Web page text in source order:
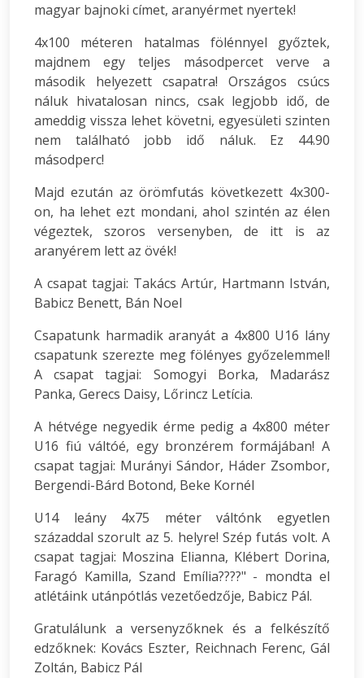
magyar bajnoki címet, aranyérmet nyertek!
4x100 méteren hatalmas fölénnyel győztek,
majdnem egy teljes másodpercet verve a
második helyezett csapatra! Országos csúcs
náluk hivatalosan nincs, csak legjobb idő, de
ameddig vissza lehet követni, egyesületi szinten
nem található jobb idő náluk. Ez 44.90
másodperc!
Majd ezután az örömfutás következett 4x300-
on, ha lehet ezt mondani, ahol szintén az élen
végeztek, szoros versenyben, de itt is az
aranyérem lett az övék!
A csapat tagjai: Takács Artúr, Hartmann István,
Babicz Benett, Bán Noel
Csapatunk harmadik aranyát a 4x800 U16 lány
csapatunk szerezte meg fölényes győzelemmel!
A csapat tagjai: Somogyi Borka, Madarász
Panka, Gerecs Daisy, Lőrincz Letícia.
A hétvége negyedik érme pedig a 4x800 méter
U16 fiú váltóé, egy bronzérem formájában! A
csapat tagjai: Murányi Sándor, Háder Zsombor,
Bergendi-Bárd Botond, Beke Kornél
U14 leány 4x75 méter váltónk egyetlen
századdal szorult az 5. helyre! Szép futás volt. A
csapat tagjai: Moszina Elianna, Klébert Dorina,
Faragó Kamilla, Szand Emília????" - mondta el
atlétáink utánpótlás vezetőedzője, Babicz Pál.
Gratulálunk a versenyzőknek és a felkészítő
edzőknek: Kovács Eszter, Reichnach Ferenc, Gál
Zoltán, Babicz Pál